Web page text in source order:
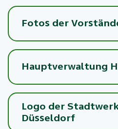
Fotos der
Hauptverwaltung
Logo der
Düsseldorf